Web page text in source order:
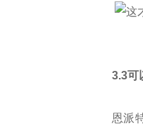
3.3可
恩派